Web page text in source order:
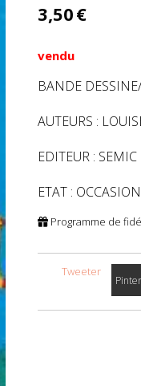
3,50€
vendu
BANDE
AUTEURS :
EDITEUR :
ETAT :
Programme de
Tweeter